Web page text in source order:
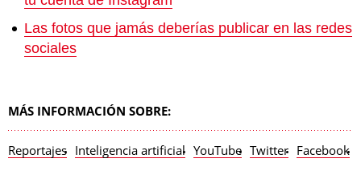
Las fotos que jamás deberías publicar en las redes
sociales
MÁS INFORMACIÓN SOBRE:
Reportajes Inteligencia artificial YouTube Twitter Facebook